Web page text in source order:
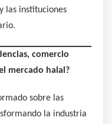
las instituciones
comercio
mercado halal?
sobre las
la industria